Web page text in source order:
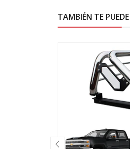
TAMBIÉN TE